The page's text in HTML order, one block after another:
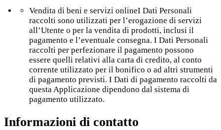
Vendita di beni e servizi onlineI Dati Personali
raccolti sono utilizzati per l’erogazione di servizi
all’Utente o per la vendita di prodotti, inclusi il
pagamento e l’eventuale consegna. I Dati Personali
raccolti per perfezionare il pagamento possono
essere quelli relativi alla carta di credito, al conto
corrente utilizzato per il bonifico o ad altri strumenti
di pagamento previsti. I Dati di pagamento raccolti da
questa Applicazione dipendono dal sistema di
pagamento utilizzato.
Informazioni di contatto